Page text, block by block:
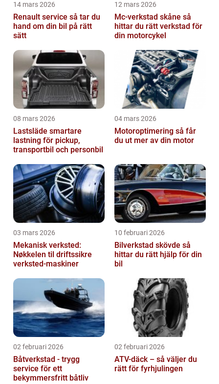
14 mars 2026
Renault service så tar du
hand om din bil på rätt
sätt
12 mars 2026
Mc-verkstad skåne så
hittar du rätt verkstad för
din motorcykel
08 mars 2026
Lastsläde smartare
lastning för pickup,
transportbil och personbil
04 mars 2026
Motoroptimering så får
du ut mer av din motor
03 mars 2026
Mekanisk verksted:
Nøkkelen til driftssikre
verksted-maskiner
10 februari 2026
Bilverkstad skövde så
hittar du rätt hjälp för din
bil
02 februari 2026
Båtverkstad - trygg
service för ett
bekymmersfritt båtliv
02 februari 2026
ATV-däck – så väljer du
rätt för fyrhjulingen